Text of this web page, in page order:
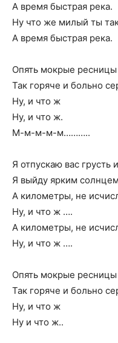
А время быстрая река.
Ну что же милый ты
А время быстрая река.
Опять мокрые ресницы
Так горяче и больно
Ну, и что ж
Ну, и что ж.
М-м-м-м-м………..
Я отпускаю вас грусть
Я выйду ярким
А километры, не
Ну, и что ж ….
А километры, не
Ну, и что ж ….
Опять мокрые ресницы
Так горяче и больно
Ну, и что ж
Ну и что ж..